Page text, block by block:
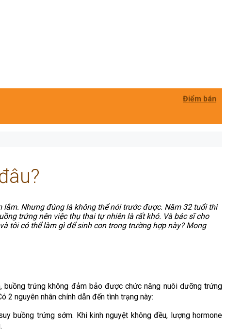
Điểm bán
Nhưng đúng là không thể nói trước được. Năm 32 tuổi thì
trứng nên việc thụ thai tự nhiên là rất khó. Và bác sĩ cho
tôi có thể làm gì để sinh con trong trường hợp này? Mong
trứng không đảm bảo được chức năng nuôi dưỡng trứng
2 nguyên nhân chính dẫn đến tình trạng này:
buồng trứng sớm. Khi kinh nguyệt không đều, lượng hormone